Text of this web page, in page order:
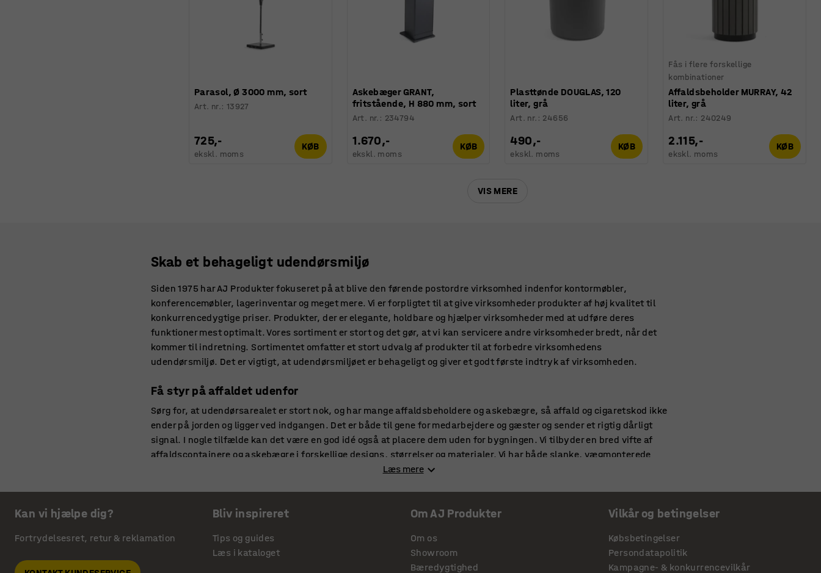
Parasol, Ø 3000 mm, sort
Art. nr.: 13927
725,-
ekskl. moms
KØB
Askebæger GRANT,
fritstående, H 880 mm, sort
Art. nr. : 234794
1.670,-
ekskl. moms
KØB
Plasttønde DOUGLAS, 120
liter, grå
Art. nr. : 24656
490,-
ekskl. moms
KØB
Fås i flere forskellige
kombinationer
Affaldsbeholder MURRAY, 42
liter, grå
Art. nr.: 240249
2.115,-
ekskl. moms
KØB
VIS MERE
Skab et behageligt udendørsmiljø
Siden 1975 har AJ Produkter fokuseret på at blive den førende postordre virksomhed indenfor kontormøbler,
konferencemøbler, lagerinventar og meget mere. Vi er forpligtet til at give virksomheder produkter af høj kvalitet til
konkurrencedygtige priser. Produkter, der er elegante, holdbare og hjælper virksomheder med at udføre deres
funktioner mest optimalt. Vores sortiment er stort og det gør, at vi kan servicere andre virksomheder bredt, når det
kommer til indretning. Sortimentet omfatter et stort udvalg af produkter til at forbedre virksomhedens
udendørsmiljø. Det er vigtigt, at udendørsmiljøet er behageligt og giver et godt første indtryk af virksomheden.
Få styr på affaldet udenfor
Sørg for, at udendørsarealet er stort nok, og har mange affaldsbeholdere og askebægre, så affald og cigaretskod ikke
ender på jorden og ligger ved indgangen. Det er både til gene for medarbejdere og gæster og sender et rigtig dårligt
signal. I nogle tilfælde kan det være en god idé også at placere dem uden for bygningen. Vi tilbyder en bred vifte af
affaldscontainere og askebægre i forskellige designs, størrelser og materialer. Vi har både slanke, vægmonterede
modeller til store og små løsninger, så de passer dit behov. Det kunne også være en idé at få et rygeskur, der
En god cykelparkering bidrager også til et behageligt udendørs miljø og opmuntre medarbejdere til at cykle på
arbejde. Og sundere medarbejdere er lige med mere produktive medarbejdere. Vores cykelstativer giver plads til op til
Læs mere
Kan vi hjælpe dig?
Fortrydelsesret, retur & reklamation
Bliv inspireret
Tips og guides
Læs i kataloget
Om AJ Produkter
Om os
Showroom
Bæredygtighed
Vilkår og betingelser
Købsbetingelser
Persondatapolitik
Kampagne- & konkurrencevilkår